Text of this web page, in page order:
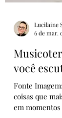
Lucilaine
6 de mar.
você
Fonte